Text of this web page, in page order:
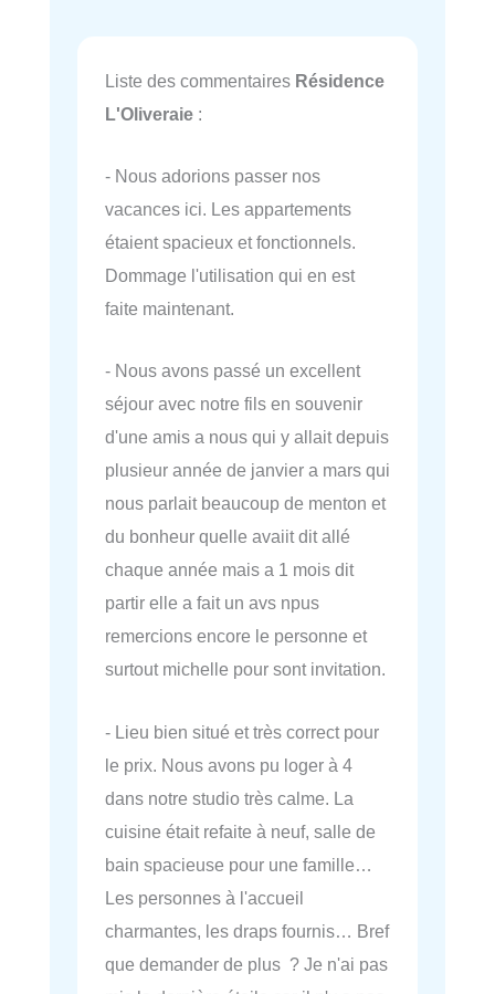
Liste des commentaires Résidence
L'Oliveraie :
- Nous adorions passer nos
vacances ici. Les appartements
étaient spacieux et fonctionnels.
Dommage l'utilisation qui en est
faite maintenant.
- Nous avons passé un excellent
séjour avec notre fils en souvenir
d'une amis a nous qui y allait depuis
plusieur année de janvier a mars qui
nous parlait beaucoup de menton et
du bonheur quelle avaiit dit allé
chaque année mais a 1 mois dit
partir elle a fait un avs npus
remercions encore le personne et
surtout michelle pour sont invitation.
- Lieu bien situé et très correct pour
le prix. Nous avons pu loger à 4
dans notre studio très calme. La
cuisine était refaite à neuf, salle de
bain spacieuse pour une famille…
Les personnes à l'accueil
charmantes, les draps fournis… Bref
que demander de plus ? Je n'ai pas